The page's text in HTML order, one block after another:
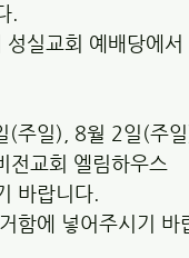
.
교회 예배당에서
(주일), 8월 2일(주
교회 엘림하우스
바랍니다.
함에 넣어주시기 바